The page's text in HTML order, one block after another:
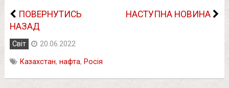
ПОВЕРНУТИСЬ
НАЗАД
НАСТУПНА НОВИНА
Світ 20.06.2022
Казахстан, нафта, Росія